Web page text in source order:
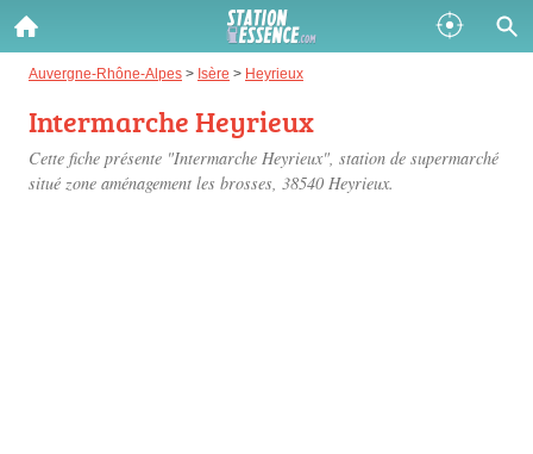
Auvergne-Rhône-Alpes > Isère > Heyrieux
Intermarche Heyrieux
Cette fiche présente "Intermarche Heyrieux", station de supermarché
situé zone aménagement les brosses, 38540 Heyrieux.
Gazole :
Disponible
SP 98 :